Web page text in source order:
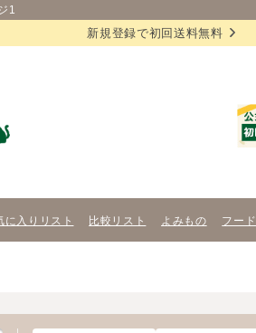
1
新規登録で初回送料無料
に入りリスト 比較リスト よみもの フード